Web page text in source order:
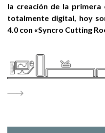
la creación de la
totalmente digital, hoy
4.0 con «Syncro Cutting